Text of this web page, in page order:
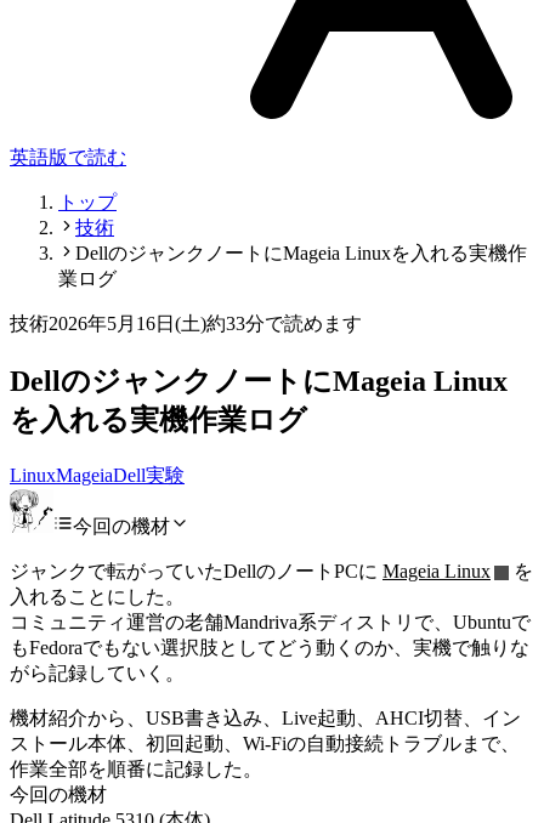
英語版で読む
トップ
技術
DellのジャンクノートにMageia Linuxを入れる実機作
業ログ
技術2026年5月16日(土)約33分で読めます
DellのジャンクノートにMageia Linux
を入れる実機作業ログ
LinuxMageiaDell実験
今回の機材
ジャンクで転がっていたDellのノートPCに Mageia Linux
を
入れることにした。
コミュニティ運営の老舗Mandriva系ディストリで、Ubuntuで
もFedoraでもない選択肢としてどう動くのか、実機で触りな
がら記録していく。
機材紹介から、USB書き込み、Live起動、AHCI切替、イン
ストール本体、初回起動、Wi-Fiの自動接続トラブルまで、
作業全部を順番に記録した。
今回の機材